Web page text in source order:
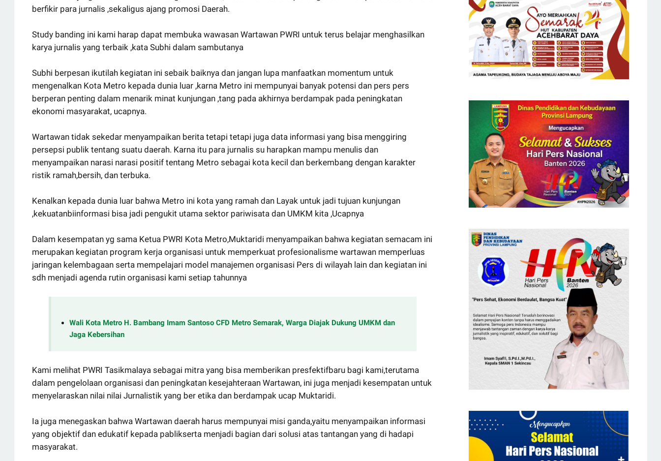
berfikir para jurnalis ,sekaligus ajang promosi Daerah.
Study banding ini kami harap dapat membuka wawasan Wartawan PWRI untuk terus belajar menghasilkan
karya jurnalis yang terbaik ,kata Subhi dalam sambutanya
Subhi berpesan ikutilah kegiatan ini sebaik baiknya dan jangan lupa manfaatkan momentum untuk
mengenalkan Kota Metro kepada dunia luar ,karna Metro ini mempunyai banyak potensi dan pers pers
berperan penting dalam menarik minat kunjungan ,tang pada akhirnya berdampak pada peningkatan
ekonomi masyarakat, ucapnya.
Wartawan tidak sekedar menyampaikan berita tetapi tetapi juga data informasi yang bisa menggiring
persepsi publik tentang suatu daerah. Karna itu para jurnalis su harapkan mampu menulis dan
menyampaikan narasi narasi positif tentang Metro sebagai kota kecil dan berkembang dengan karakter
ristik ramah,bersih, dan terbuka.
Kenalkan kepada dunia luar bahwa Metro ini kota yang ramah dan Layak untuk jadi tujuan kunjungan
,kekuatanbiinformasi bisa jadi pengukit utama sektor pariwisata dan UMKM kita ,Ucapnya
Dalam kesempatan yg sama Ketua PWRI Kota Metro,Muktaridi menyampaikan bahwa kegiatan semacam ini
merupakan kegiatan program kerja organisasi untuk memperkuat profesionalisme wartawan memperluas
jaringan kelembagaan serta mempelajari model manajemen organisasi Pers di wilayah lain dan kegiatan ini
sdh menjadi agenda rutin organisasi kami setiap tahunnya
Wali Kota Metro H. Bambang Imam Santoso CFD Metro Semarak, Warga Diajak Dukung UMKM dan
Jaga Kebersihan
Kami melihat PWRI Tasikmalaya sebagai mitra yang bisa memberikan presfektifbaru bagi kami,terutama
dalam pengelolaan organisasi dan peningkatan kesejahteraan Wartawan, ini juga menjadi kesempatan untuk
menyelaraskan nilai nilai Jurnalistik yang ber etika dan berdampak ucap Muktaridi.
Ia juga menegaskan bahwa Wartawan daerah harus mempunyai misi ganda,yaitu menyampaikan informasi
yang objektif dan edukatif kepada pablikserta menjadi bagian dari solusi atas tantangan yang di hadapi
masyarakat.